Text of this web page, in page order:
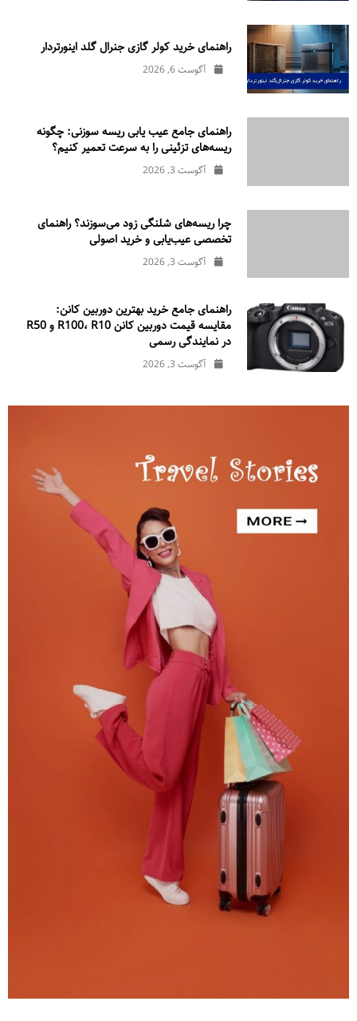
راهنمای خرید کولر گازی جنرال‌ گلد اینورتر‌دار
آگوست 6, 2026
راهنمای جامع عیب یابی ریسه سوزنی: چگونه
ریسه‌های تزئینی را به سرعت تعمیر کنیم؟
آگوست 3, 2026
چرا ریسه‌های شلنگی زود می‌سوزند؟ راهنمای
تخصصی عیب‌یابی و خرید اصولی
آگوست 3, 2026
راهنمای جامع خرید بهترین دوربین کانن:
مقایسه قیمت دوربین کانن R100، R10 و R50
در نمایندگی رسمی
آگوست 3, 2026